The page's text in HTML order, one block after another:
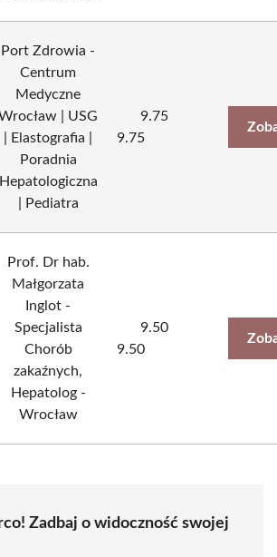
Port Zdrowia -
Centrum
Medyczne
| USG
| Elastografia |
Poradnia
Hepatologiczna
| Pediatra
9.75
9.75
Prof. Dr hab.
Małgorzata
Inglot -
Specjalista
Chorób
zakaźnych,
Hepatolog -
Wrocław
9.50
9.50
Zadbaj o widoczność swojej